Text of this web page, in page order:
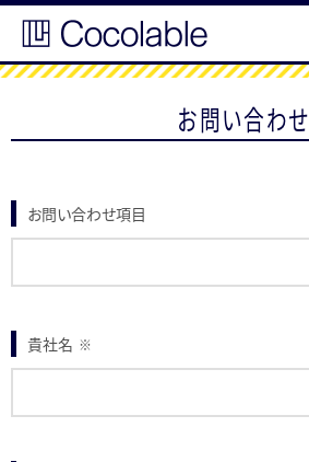
お問い合わせ
お問い合わせ項目
貴社名 ※